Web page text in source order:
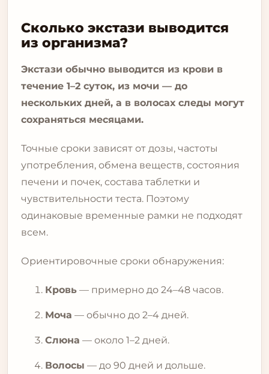
Сколько экстази выводится
из организма?
Экстази обычно выводится из крови в
течение 1–2 суток, из мочи — до
нескольких дней, а в волосах следы могут
сохраняться месяцами.
Точные сроки зависят от дозы, частоты
употребления, обмена веществ, состояния
печени и почек, состава таблетки и
чувствительности теста. Поэтому
одинаковые временные рамки не подходят
всем.
Ориентировочные сроки обнаружения:
Кровь — примерно до 24–48 часов.
Моча — обычно до 2–4 дней.
Слюна — около 1–2 дней.
Волосы — до 90 дней и дольше.